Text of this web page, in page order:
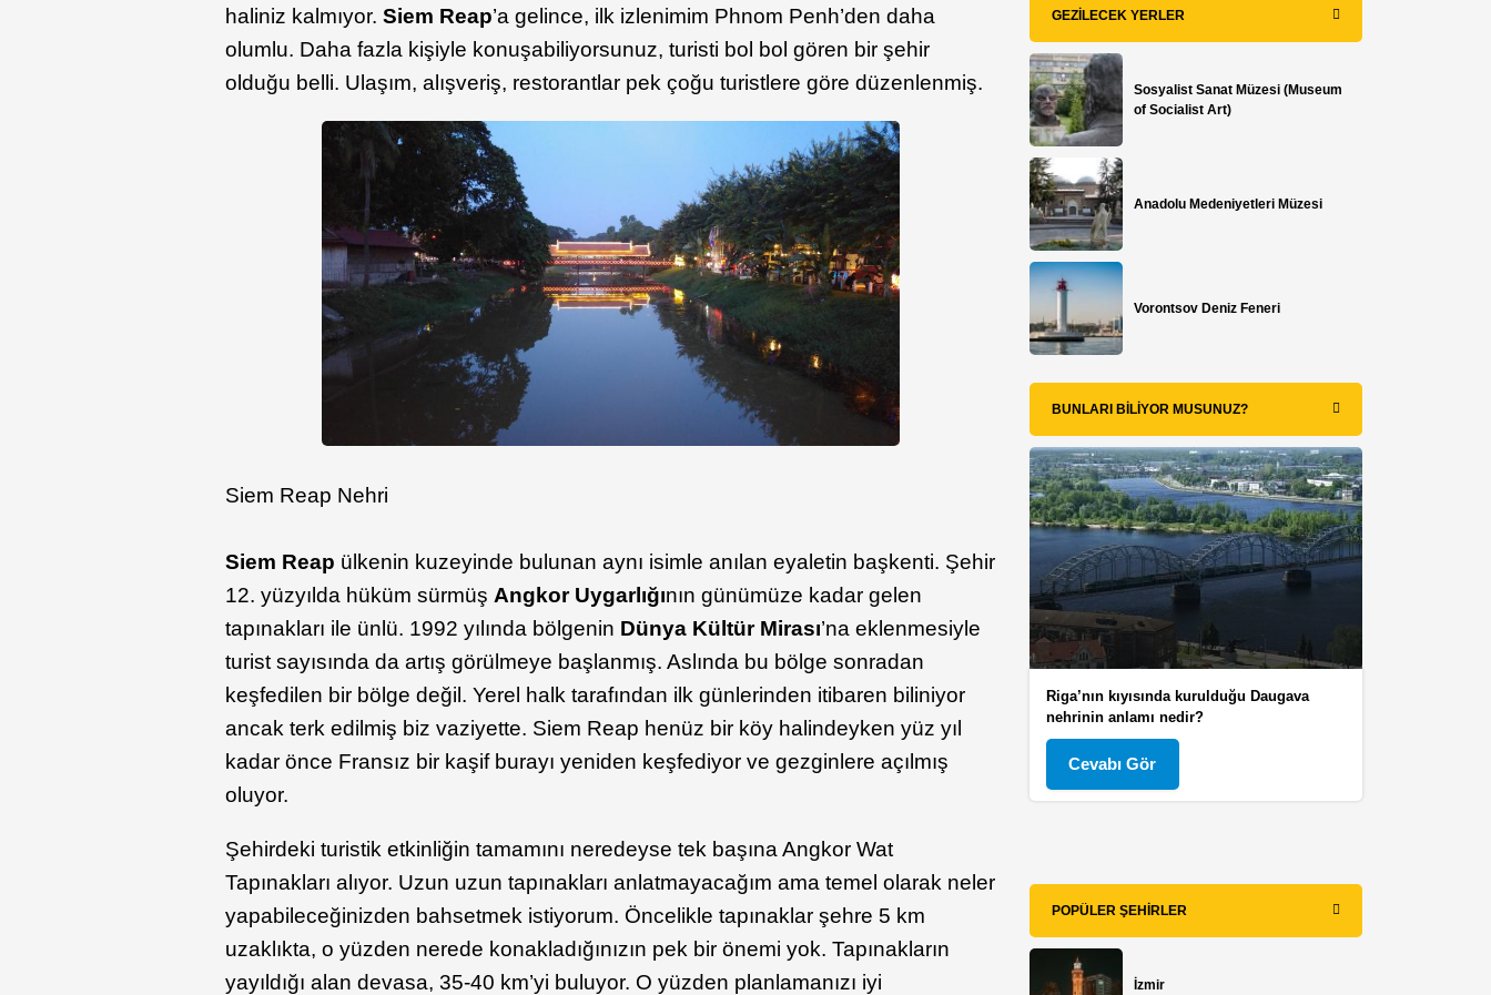
haliniz kalmıyor.Siem Reap’a gelince, ilk izlenimim Phnom Penh’den daha
olumlu. Daha fazla kişiyle konuşabiliyorsunuz, turisti bol bol gören bir şehir
olduğu belli. Ulaşım, alışveriş, restorantlar pek çoğu turistlere göre düzenlenmiş.
Siem Reap Nehri
Siem Reap ülkenin kuzeyinde bulunan aynı isimle anılan eyaletin başkenti. Şehir
12. yüzyılda hüküm sürmüş Angkor Uygarlığının günümüze kadar gelen
tapınakları ile ünlü. 1992 yılında bölgenin Dünya Kültür Mirası’na eklenmesiyle
turist sayısında da artış görülmeye başlanmış. Aslında bu bölge sonradan
keşfedilen bir bölge değil. Yerel halk tarafından ilk günlerinden itibaren biliniyor
ancak terk edilmiş biz vaziyette. Siem Reap henüz bir köy halindeyken yüz yıl
kadar önce Fransız bir kaşif burayı yeniden keşfediyor ve gezginlere açılmış
oluyor.
Şehirdeki turistik etkinliğin tamamını neredeyse tek başına Angkor Wat
Tapınakları alıyor. Uzun uzun tapınakları anlatmayacağım ama temel olarak neler
yapabileceğinizden bahsetmek istiyorum. Öncelikle tapınaklar şehre 5 km
uzaklıkta, o yüzden nerede konakladığınızın pek bir önemi yok. Tapınakların
yayıldığı alan devasa, 35-40 km’yi buluyor. O yüzden planlamanızı iyi
GEZILECEK YERLER
Sosyalist Sanat Müzesi (Museum
of Socialist Art)
Anadolu Medeniyetleri Müzesi
Vorontsov Deniz Feneri
BUNLARI BILIYOR MUSUNUZ?
Riga’nın kıyısında kurulduğu Daugava
nehrinin anlamı nedir?
Cevabı Gör
POPÜLER ŞEHIRLER
İzmir